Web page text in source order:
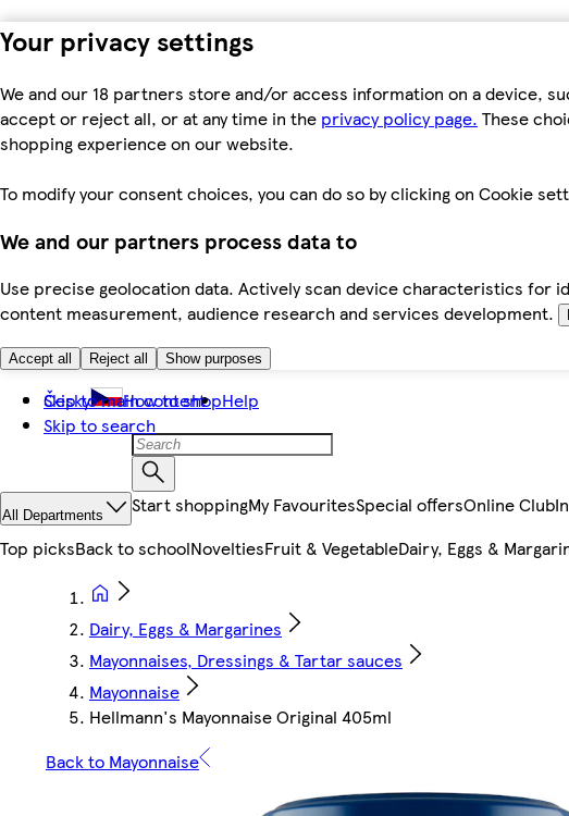
Your privacy settings
We and our 18 partners store and/or access information on a device,
accept or reject all, or at any time in the privacy policy page. These
shopping experience on our website.
To modify your consent choices, you can do so by clicking on Cookie
We and our partners process data to
Use precise geolocation data. Actively scan device characteristics for
content measurement, audience research and services development.
Accept all Reject all Show purposes
Skip to main content
Skip to search
Česky How to shopHelp
All Departments Start shoppingMy FavouritesSpecial offersOnline Club
Top picksBack to schoolNoveltiesFruit & VegetableDairy, Eggs &
Dairy, Eggs & Margarines
Mayonnaises, Dressings & Tartar sauces
Mayonnaise
Hellmann's Mayonnaise Original 405ml
Back to Mayonnaise